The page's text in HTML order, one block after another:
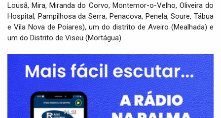
Lousã, Mira, Miranda do Corvo, Montemor-o-Velho, Oliveira do
Hospital, Pampilhosa da Serra, Penacova, Penela, Soure, Tábua
e Vila Nova de Poiares), um do distrito de Aveiro (Mealhada) e
um do Distrito de Viseu (Mortágua).